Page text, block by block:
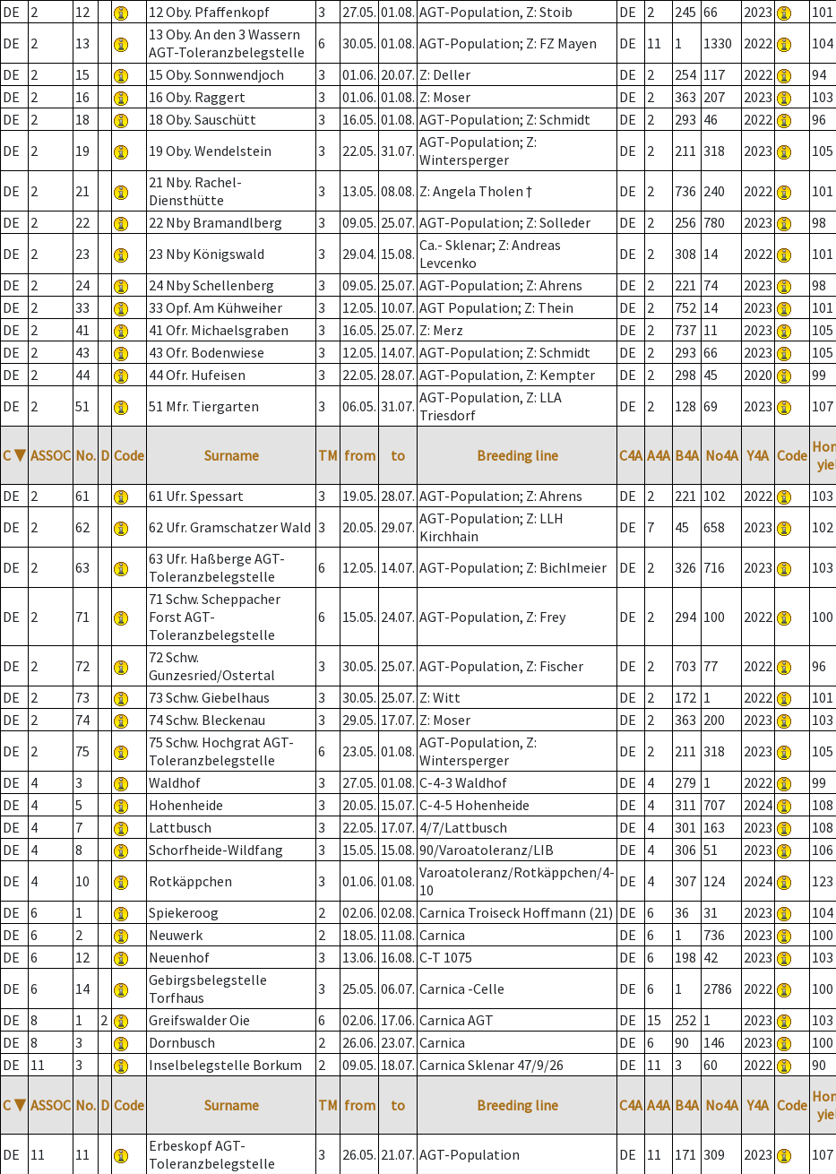
DE
2 12 12 Oby. Pfaffenkopf 3 27.05. 01.08. AGT-Population, Z: Stoib DE 2 245 66 2023 101
DE
2 13
13 Oby. An den 3 Wassern
AGT-Toleranzbelegstelle
6 30.05. 01.08. AGT-Population; Z: FZ Mayen DE 11 1 1330 2022 104
DE
2 15 15 Oby. Sonnwendjoch 3 01.06. 20.07. Z: Deller DE 2 254 117 2022 94
DE
2 16 16 Oby. Raggert 3 01.06. 01.08. Z: Moser DE 2 363 207 2023 103
DE
2 18 18 Oby. Sauschütt 3 16.05. 01.08. AGT-Population; Z: Schmidt DE 2 293 46 2022 96
DE
2 19 19 Oby. Wendelstein 3 22.05. 31.07. AGT-Population; Z:
Wintersperger
DE 2 211 318 2023 105
DE 2 21
21 Nby. Rachel-
Diensthütte
3 13.05. 08.08. Z: Angela Tholen † DE 2 736 240 2022 101
DE
2 22 22 Nby Bramandlberg 3 09.05. 25.07. AGT-Population; Z: Solleder DE 2 256 780 2023 98
DE
2 23 23 Nby Königswald 3 29.04. 15.08. Ca.- Sklenar; Z: Andreas
Levcenko
DE 2 308 14 2022 101
DE
2 24 24 Nby Schellenberg 3 09.05. 25.07. AGT-Population; Z: Ahrens DE 2 221 74 2023 98
DE
2 33 33 Opf. Am Kühweiher 3 12.05. 10.07. AGT Population; Z: Thein DE 2 752 14 2023 101
DE
2 41 41 Ofr. Michaelsgraben 3 16.05. 25.07. Z: Merz DE 2 737 11 2023 105
DE
2 43 43 Ofr. Bodenwiese 3 12.05. 14.07. AGT-Population; Z: Schmidt DE 2 293 66 2023 105
DE
2 44 44 Ofr. Hufeisen 3 22.05. 28.07. AGT-Population, Z: Kempter DE 2 298 45 2020 99
DE
2 51 51 Mfr. Tiergarten 3 06.05. 31.07. AGT-Population, Z: LLA
Triesdorf
DE 2 128 69 2023 107
C ▼ ASSOC No. D Code Surname TM from to Breeding line C4A A4A B4A No4A Y4A Code
DE
2 61 61 Ufr. Spessart 3 19.05. 28.07. AGT-Population; Z: Ahrens DE 2 221 102 2022 103
DE
2 62 62 Ufr. Gramschatzer Wald 3 20.05. 29.07. AGT-Population; Z: LLH
Kirchhain
DE 7 45 658 2023 102
DE 2 63
63 Ufr. Haßberge AGT-
Toleranzbelegstelle
6 12.05. 14.07. AGT-Population; Z: Bichlmeier DE 2 326 716 2023 103
DE 2 71
71 Schw. Scheppacher
Forst AGT-
Toleranzbelegstelle
6 15.05. 24.07. AGT-Population, Z: Frey DE 2 294 100 2022 100
DE 2 72
72 Schw.
Gunzesried/Ostertal
3 30.05. 25.07. AGT-Population, Z: Fischer DE 2 703 77 2022 96
DE
2 73 73 Schw. Giebelhaus 3 30.05. 25.07. Z: Witt DE 2 172 1 2022 101
DE
2 74 74 Schw. Bleckenau 3 29.05. 17.07. Z: Moser DE 2 363 200 2023 103
DE
2 75
75 Schw. Hochgrat AGT-
Toleranzbelegstelle
6 23.05. 01.08. AGT-Population, Z:
Wintersperger
DE 2 211 318 2023 105
DE
4 3 Waldhof 3 27.05. 01.08. C-4-3 Waldhof DE 4 279 1 2022 99
DE
4 5 Hohenheide 3 20.05. 15.07. C-4-5 Hohenheide DE 4 311 707 2024 108
DE
4 7 Lattbusch 3 22.05. 17.07. 4/7/Lattbusch DE 4 301 163 2023 108
DE
4 8 Schorfheide-Wildfang 3 15.05. 15.08. 90/Varoatoleranz/LIB DE 4 306 51 2023 106
DE
4 10 Rotkäppchen 3 01.06. 01.08. Varoatoleranz/Rotkäppchen/4-
10
DE 4 307 124 2024 123
DE
6 1 Spiekeroog 2 02.06. 02.08. Carnica Troiseck Hoffmann (21) DE 6 36 31 2023 104
DE
6 2 Neuwerk 2 18.05. 11.08. Carnica DE 6 1 736 2023 100
DE
6 12 Neuenhof 3 13.06. 16.08. C-T 1075 DE 6 198 42 2023 103
DE
6 14
Gebirgsbelegstelle
Torfhaus
3 25.05. 06.07. Carnica -Celle DE 6 1 2786 2022 100
DE
8 1 2 Greifswalder Oie 6 02.06. 17.06. Carnica AGT DE 15 252 1 2023 103
DE
8 3 Dornbusch 2 26.06. 23.07. Carnica DE 6 90 146 2023 100
DE
11 3 Inselbelegstelle Borkum 2 09.05. 18.07. Carnica Sklenar 47/9/26 DE 11 3 60 2022 90
C ▼ ASSOC No. D Code Surname TM from to Breeding line C4A A4A B4A No4A Y4A Code
DE 11 11
Erbeskopf AGT-
Toleranzbelegstelle
3 26.05. 21.07. AGT-Population DE 11 171 309 2023 107